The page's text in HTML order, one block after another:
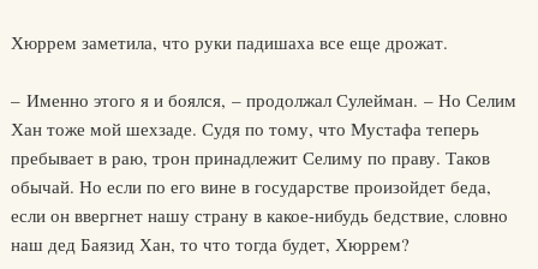
Хюррем заметила, что руки падишаха все еще дрожат.
– Именно этого я и боялся, – продолжал Сулейман. – Но Селим
Хан тоже мой шехзаде. Судя по тому, что Мустафа теперь
пребывает в раю, трон принадлежит Селиму по праву. Таков
обычай. Но если по его вине в государстве произойдет беда,
если он ввергнет нашу страну в какое-нибудь бедствие, словно
наш дед Баязид Хан, то что тогда будет, Хюррем?